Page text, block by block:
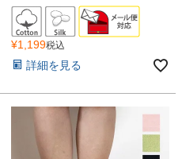
¥1,199税込
詳細を見る